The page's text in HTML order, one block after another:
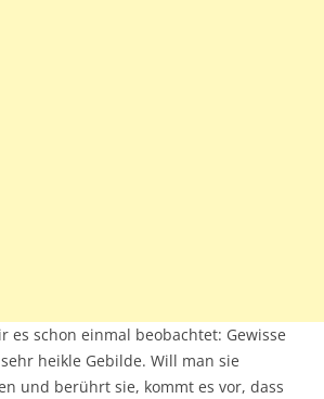
es schon einmal beobachtet: Gewisse
heikle Gebilde. Will man sie
und berührt sie, kommt es vor, dass